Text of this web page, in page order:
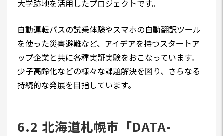
大学跡地を活用したプロジェクトです。
自動運転バスの試乗体験やスマホの自動翻訳ツール
を使った災害避難など、アイデアを持つスタートア
ップ企業と共に各種実証実験をおこなっています。
少子高齢化などの様々な課題解決を図り、さらなる
持続的な発展を目指しています。
6.2 北海道札幌市「DATA-